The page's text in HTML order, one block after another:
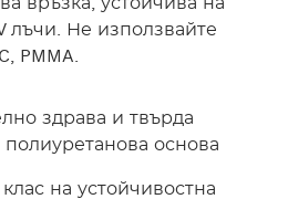
лъчи. Не използвайте
PMMA.
здрава и твърда
полиуретанова основа
на устойчивостна